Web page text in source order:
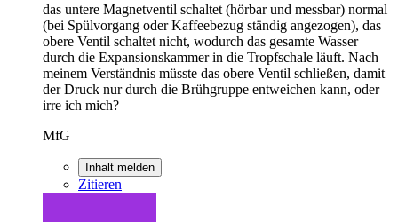
das untere Magnetventil schaltet (hörbar und messbar) normal
(bei Spülvorgang oder Kaffeebezug ständig angezogen), das
obere Ventil schaltet nicht, wodurch das gesamte Wasser
durch die Expansionskammer in die Tropfschale läuft. Nach
meinem Verständnis müsste das obere Ventil schließen, damit
der Druck nur durch die Brühgruppe entweichen kann, oder
irre ich mich?
MfG
Inhalt melden
Zitieren